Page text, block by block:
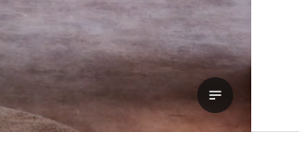
Ver transcrição